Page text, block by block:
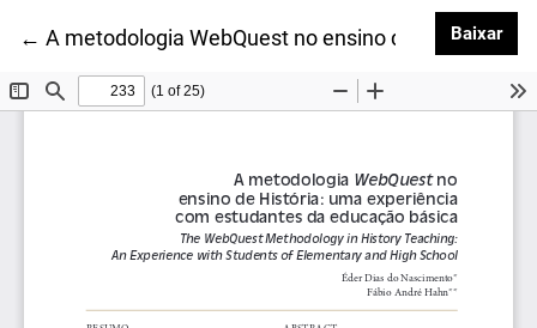
←Voltar aos Detalhes do Artigo
A metodologia WebQuest no ensino de História:
Baixar